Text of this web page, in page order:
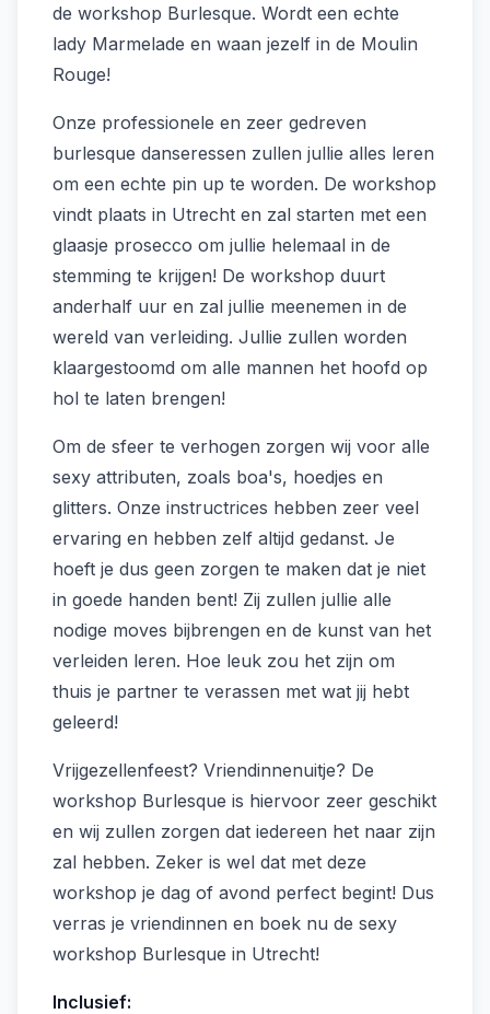
de workshop Burlesque. Wordt een echte
lady Marmelade en waan jezelf in de Moulin
Rouge!
Onze professionele en zeer gedreven
burlesque danseressen zullen jullie alles leren
om een echte pin up te worden. De workshop
vindt plaats in Utrecht en zal starten met een
glaasje prosecco om jullie helemaal in de
stemming te krijgen! De workshop duurt
anderhalf uur en zal jullie meenemen in de
wereld van verleiding. Jullie zullen worden
klaargestoomd om alle mannen het hoofd op
hol te laten brengen!
Om de sfeer te verhogen zorgen wij voor alle
sexy attributen, zoals boa's, hoedjes en
glitters. Onze instructrices hebben zeer veel
ervaring en hebben zelf altijd gedanst. Je
hoeft je dus geen zorgen te maken dat je niet
in goede handen bent! Zij zullen jullie alle
nodige moves bijbrengen en de kunst van het
verleiden leren. Hoe leuk zou het zijn om
thuis je partner te verassen met wat jij hebt
geleerd!
Vrijgezellenfeest? Vriendinnenuitje? De
workshop Burlesque is hiervoor zeer geschikt
en wij zullen zorgen dat iedereen het naar zijn
zal hebben. Zeker is wel dat met deze
workshop je dag of avond perfect begint! Dus
verras je vriendinnen en boek nu de sexy
workshop Burlesque in Utrecht!
Inclusief: